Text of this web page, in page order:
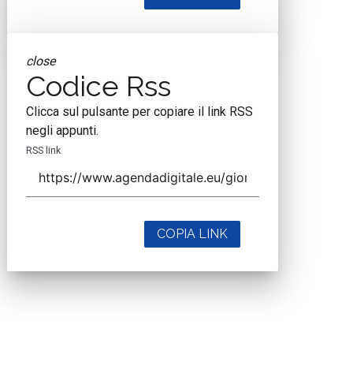
close
Codice Rss
Clicca sul pulsante per copiare il link RSS
negli appunti.
RSS link
COPIA LINK